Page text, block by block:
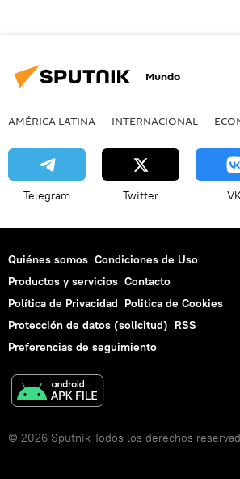
Mundo
AMÉRICA LATINA INTERNACIONAL
Telegram Twitter
Quiénes somos Condiciones de Uso
Productos y servicios Contacto
Política de Privacidad Politica de Cookies
Protección de datos (solicitud) RSS
Preferencias de seguimiento
© 2026 Sputnik Todos los derechos